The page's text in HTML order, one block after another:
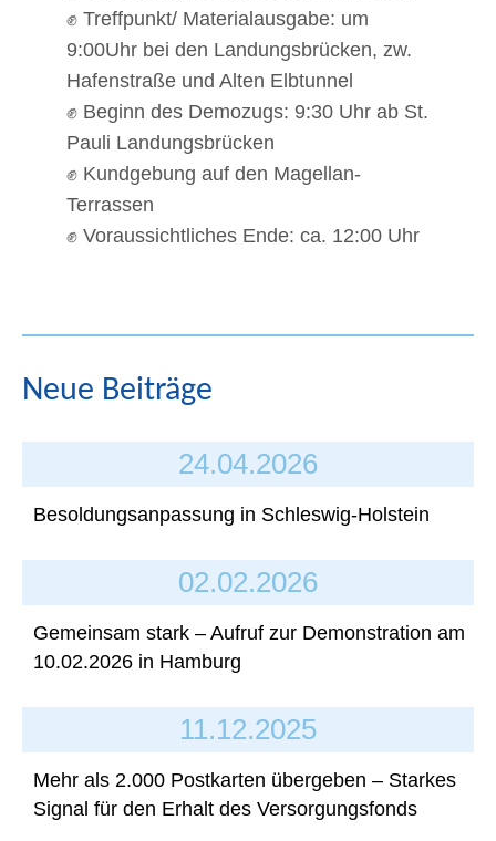
✊ Treffpunkt/ Materialausgabe: um
9:00Uhr bei den Landungsbrücken, zw.
Hafenstraße und Alten Elbtunnel
✊ Beginn des Demozugs: 9:30 Uhr ab St.
Pauli Landungsbrücken
✊ Kundgebung auf den Magellan-
Terrassen
✊ Voraussichtliches Ende: ca. 12:00 Uhr
Neue Beiträge
24.04.2026
Besoldungsanpassung in Schleswig-Holstein
02.02.2026
Gemeinsam stark – Aufruf zur Demonstration am
10.02.2026 in Hamburg
11.12.2025
Mehr als 2.000 Postkarten übergeben – Starkes
Signal für den Erhalt des Versorgungsfonds